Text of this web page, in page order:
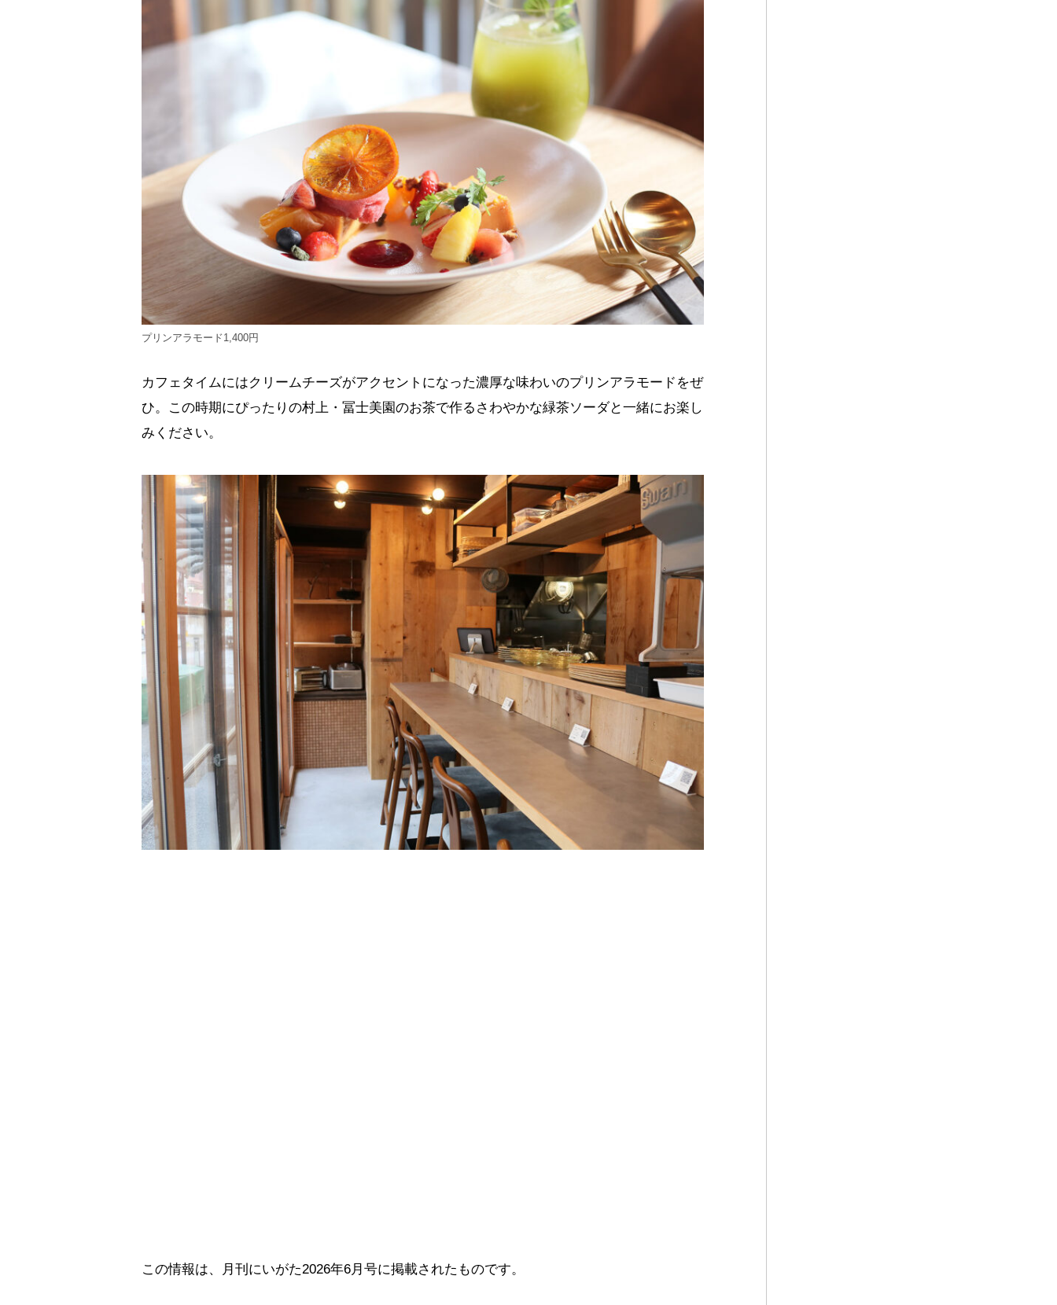
プリンアラモード1,400円
カフェタイムにはクリームチーズがアクセントになった濃厚な味わいのプリンアラモードをぜ
ひ。この時期にぴったりの村上・冨士美園のお茶で作るさわやかな緑茶ソーダと一緒にお楽し
みください。
この情報は、月刊にいがた2026年6月号に掲載されたものです。